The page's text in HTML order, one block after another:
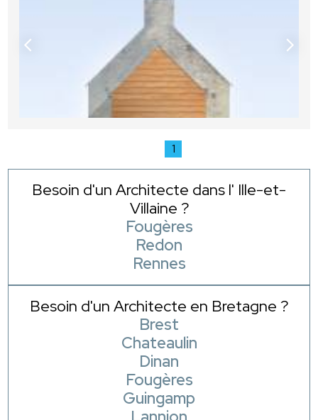
1
Besoin d'un Architecte dans l' Ille-et-
Villaine ?
Fougères
Redon
Rennes
Besoin d'un Architecte en Bretagne ?
Brest
Chateaulin
Dinan
Fougères
Guingamp